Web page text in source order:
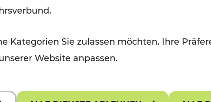
analog zum seit 2017 auf der
werden die wichtigen
attraktiv mit schnellem Nahverkehr
wichtigen niederösterreichischen
Puchbergerbahn,
S-Bahn Linie S60 auf die
und stabiler aus der Region in die
Kategorien Sie zulassen möchten. Ihre
Website anpassen.